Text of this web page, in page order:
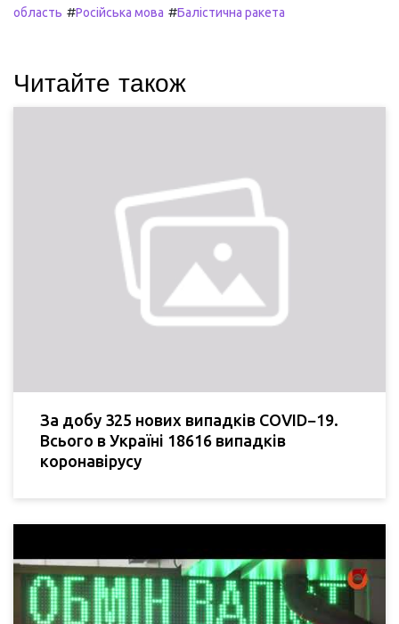
область #Російська мова #Балістична ракета
Читайте також
За добу 325 нових випадків COVID−19.
Всього в Україні 18616 випадків
коронавірусу